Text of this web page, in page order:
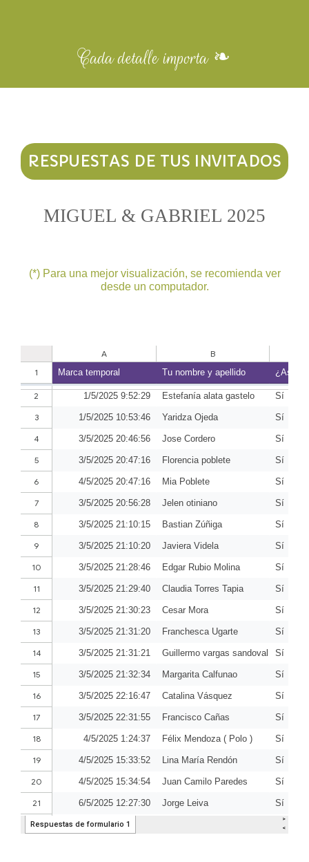
Cada detalle importa ❧
RESPUESTAS DE TUS INVITADOS
MIGUEL & GABRIEL 2025
(*) Para una mejor visualización, se recomienda ver
desde un computador.